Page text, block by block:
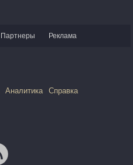
Партнеры Реклама
Аналитика
Справка